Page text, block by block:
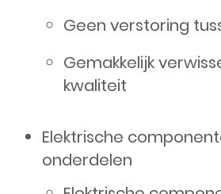
Geen verstoring
Gemakkelijk
kwaliteit
Elektrische
onderdelen